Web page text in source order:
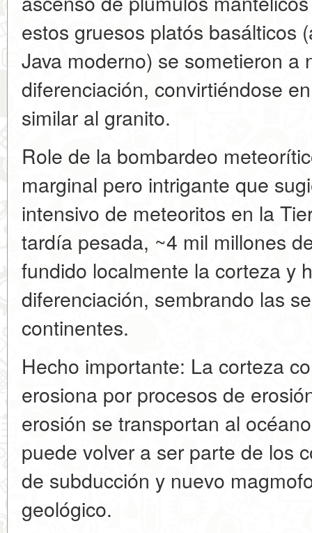
estos gruesos platós basálticos
Java moderno) se sometieron a
diferenciación, convirtiéndose
similar al granito.
Role de la bombardeo
marginal pero intrigante que
intensivo de meteoritos en la
tardía pesada, ~4 mil millones
fundido localmente la corteza y
diferenciación, sembrando las
continentes.
Hecho importante: La corteza
erosiona por procesos de
erosión se transportan al
puede volver a ser parte de los
de subducción y nuevo
geológico.